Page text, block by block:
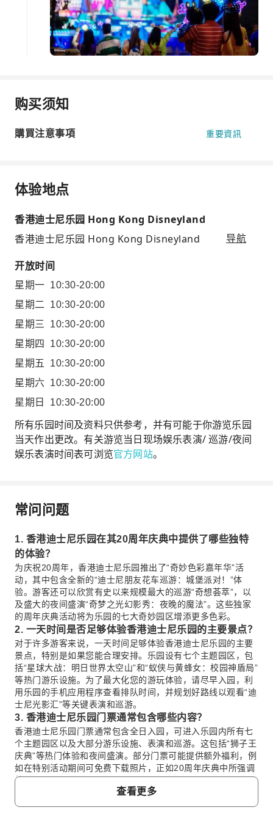
购买须知
購買注意事項 重要資訊
体验地点
香港迪士尼乐园 Hong Kong Disneyland
香港迪士尼乐园 Hong Kong Disneyland
导航
开放时间
星期一 10:30-20:00
星期二
10:30-20:00
星期三
10:30-20:00
星期四
10:30-20:00
星期五
10:30-20:00
星期六 10:30-20:00
星期日
10:30-20:00
所有乐园时间及资料只供参考，并有可能于你游览乐园
当天作出更改。有关游览当日现场娱乐表演/ 巡游/夜间
娱乐表演时间表可浏览官方网站。
常问问题
1. 香港迪士尼乐园在其20周年庆典中提供了哪些独特
的体验？
为庆祝20周年，香港迪士尼乐园推出了“奇妙色彩嘉年华”活
动，其中包含全新的“迪士尼朋友花车巡游：城堡派对！”体
验。游客还可以欣赏有史以来规模最大的巡游“奇想荟萃”，以
及盛大的夜间盛演“奇梦之光幻影秀：夜晚的魔法”。这些独家
的周年庆典活动将为乐园的七大奇妙园区增添更多色彩。
2. 一天时间是否足够体验香港迪士尼乐园的主要景点？
对于许多游客来说，一天时间足够体验香港迪士尼乐园的主要
景点，特别是如果您能合理安排。乐园设有七个主题园区，包
括“星球大战：明日世界太空山”和“蚁侠与黄蜂女：校园神盾局”
等热门游乐设施。为了最大化您的游玩体验，请尽早入园，利
用乐园的手机应用程序查看排队时间，并规划好路线以观看“迪
士尼光影汇”等关键表演和巡游。
3. 香港迪士尼乐园门票通常包含哪些内容？
香港迪士尼乐园门票通常包含全日入园，可进入乐园内所有七
个主题园区以及大部分游乐设施、表演和巡游。这包括“狮子王
庆典”等热门体验和夜间盛演。部分门票可能提供额外福利，例
如在特别活动期间可免费下载照片，正如20周年庆典中所强调
的。
4. 是否建议提前购买香港迪士尼乐园门票？
是的，强烈建议您提前购买香港迪士尼乐园门票。这可以避免
查看更多